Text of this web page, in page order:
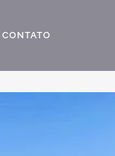
CONTATO